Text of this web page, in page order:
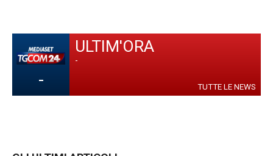
-
ULTIM'ORA
-
TUTTE LE NEWS